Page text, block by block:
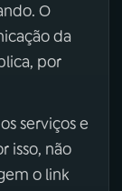
O
da
por
serviços e
isso, não
o link